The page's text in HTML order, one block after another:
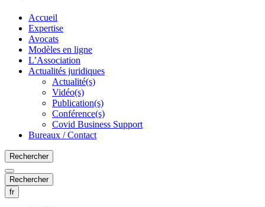
Accueil
Expertise
Avocats
Modèles en ligne
L’Association
Actualités juridiques
Actualité(s)
Vidéo(s)
Publication(s)
Conférence(s)
Covid Business Support
Bureaux / Contact
Rechercher
Rechercher
fr